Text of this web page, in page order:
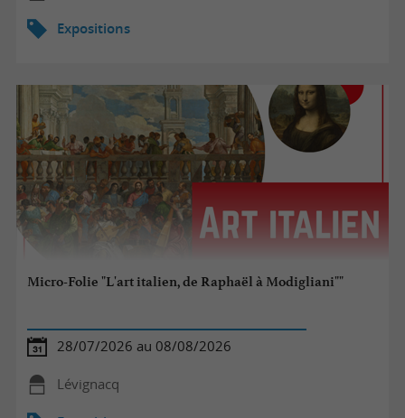
Expositions
Micro-Folie "L'art italien, de Raphaël à Modigliani""
28/07/2026 au 08/08/2026
Lévignacq